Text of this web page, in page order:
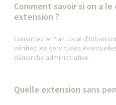
Comment savoir si on a
extension ?
Consultez le Plan Local
vérifiez les servitudes
démarche administrative.
Quelle extension sans